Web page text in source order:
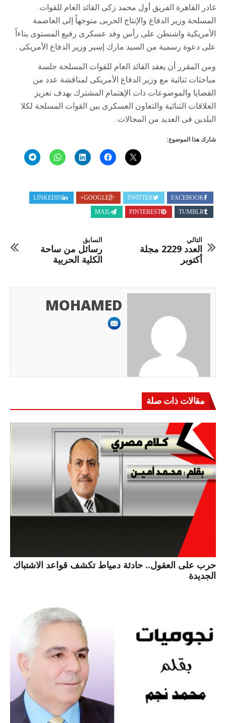
يغادر
إلى
الولايات
المتحدة
الأمريكية
مغلقة
غادر القاهرة الفريق أول محمد زكى القائد العام للقوات
المسلحة وزير الدفاع والإنتاج الحربى متوجهاً إلى العاصمة
الأمريكية واشنطن على رأس وفد عسكرى رفيع المستوى بناءاً
على دعوة رسمية من السيد مارك إسبر وزير الدفاع الأمريكى .
ومن المقرر أن يعقد القائد العام للقوات المسلحة جلسة
مباحثات ثنائية مع وزير الدفاع الأمريكى لمناقشة عدد من
القضايا والموضوعات ذات الإهتمام المشترك بهدف تعزيز
العلاقات الثنائية والتعاون العسكرى بين القوات المسلحة لكلا
البلدين فى العديد من المجالات .
شارك هذا الموضوع:
FACEBOOK
TWITTER
GOOGLE+
LINKEDIN
TUMBLR
PINTEREST
MAIL
السابق
رسائل من ساحة
الكلية الحربية
التالي
العدد 2229 مجلة
أكتوبر
MOHAMED
مقالات ذات صلة
حرب على العقول.. حادثة دمياط تكشف قواعد الاشتباك
الجديدة